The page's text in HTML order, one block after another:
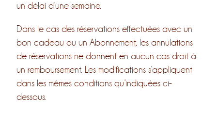
un délai d’une semaine.
Dans le cas des réservations effectuées avec un
bon cadeau ou un Abonnement, les annulations
de réservations ne donnent en aucun cas droit à
un remboursement. Les modifications s’appliquent
dans les mêmes conditions qu’indiquées ci-
dessous.